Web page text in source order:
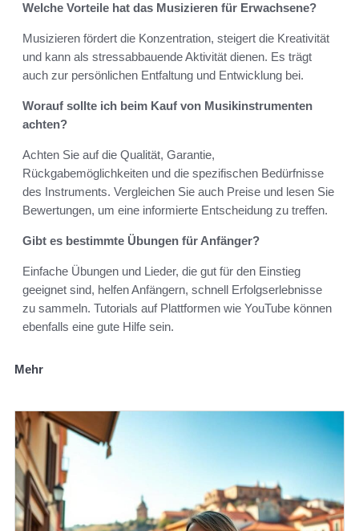
Welche Vorteile hat das Musizieren für Erwachsene?
Musizieren fördert die Konzentration, steigert die Kreativität
und kann als stressabbauende Aktivität dienen. Es trägt
auch zur persönlichen Entfaltung und Entwicklung bei.
Worauf sollte ich beim Kauf von Musikinstrumenten
achten?
Achten Sie auf die Qualität, Garantie,
Rückgabemöglichkeiten und die spezifischen Bedürfnisse
des Instruments. Vergleichen Sie auch Preise und lesen Sie
Bewertungen, um eine informierte Entscheidung zu treffen.
Gibt es bestimmte Übungen für Anfänger?
Einfache Übungen und Lieder, die gut für den Einstieg
geeignet sind, helfen Anfängern, schnell Erfolgserlebnisse
zu sammeln. Tutorials auf Plattformen wie YouTube können
ebenfalls eine gute Hilfe sein.
Mehr